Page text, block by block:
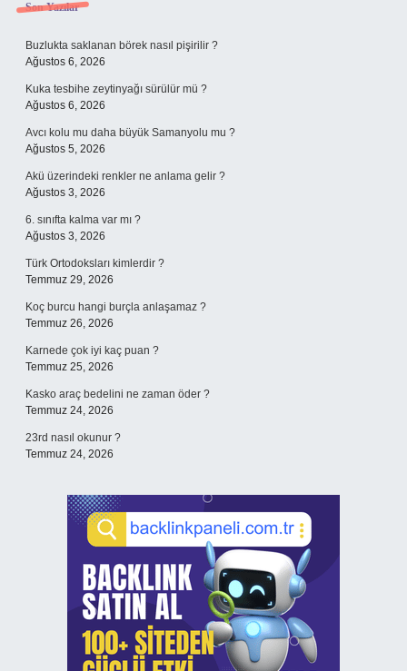
Sidebar
Son Yazılar
Buzlukta saklanan börek nasıl pişirilir ?
Ağustos 6, 2026
Kuka tesbihe zeytinyağı sürülür mü ?
Ağustos 6, 2026
Avcı kolu mu daha büyük Samanyolu mu ?
Ağustos 5, 2026
Akü üzerindeki renkler ne anlama gelir ?
Ağustos 3, 2026
6. sınıfta kalma var mı ?
Ağustos 3, 2026
Türk Ortodoksları kimlerdir ?
Temmuz 29, 2026
Koç burcu hangi burçla anlaşamaz ?
Temmuz 26, 2026
Karnede çok iyi kaç puan ?
Temmuz 25, 2026
Kasko araç bedelini ne zaman öder ?
Temmuz 24, 2026
23rd nasıl okunur ?
Temmuz 24, 2026